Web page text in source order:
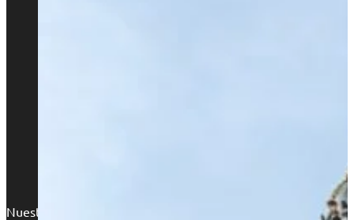
Nuestra sede en Madrid se encuentra en el corazón de